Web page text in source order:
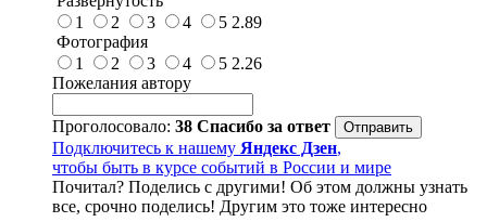
1
2 3 4 5 2.89
Фотография
1
2 3 4 5 2.26
Пожелания автору
Проголосовало: 38 Спасибо за ответ
Подключитесь к нашему Яндекс Дзен,
чтобы быть в курсе событий в России и мире
Почитал? Поделись с другими! Об этом должны узнать
все, срочно поделись! Другим это тоже интересно